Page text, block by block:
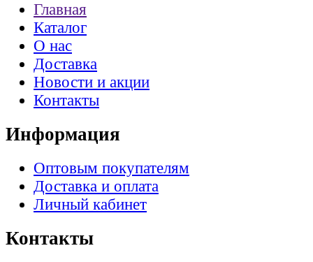
Главная
Каталог
О нас
Доставка
Новости и акции
Контакты
Информация
Оптовым покупателям
Доставка и оплата
Личный кабинет
Контакты